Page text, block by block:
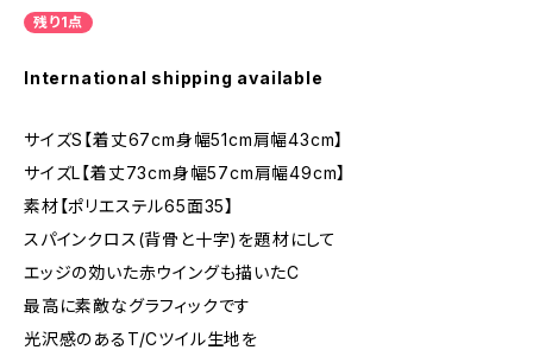
残り1点
International shipping available
サイズS【着丈67cm身幅51cm肩幅43cm】
サイズL【着丈73cm身幅57cm肩幅49cm】
素材【ポリエステル65面35】
スパインクロス(背骨と十字)を題材にして
エッジの効いた赤ウイングも描いたC
最高に素敵なグラフィックです
光沢感のあるT/Cツイル生地を